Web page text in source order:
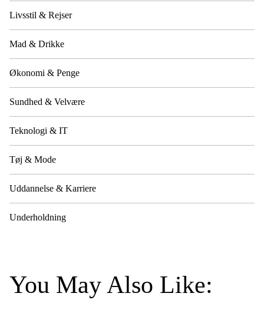
Livsstil & Rejser
Mad & Drikke
Økonomi & Penge
Sundhed & Velvære
Teknologi & IT
Tøj & Mode
Uddannelse & Karriere
Underholdning
You May Also Like: